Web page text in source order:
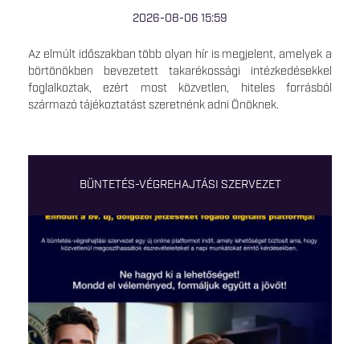
2026-08-06 15:59
Az elmúlt időszakban több olyan hír is megjelent, amelyek a
börtönökben bevezetett takarékossági intézkedésekkel
foglalkoztak, ezért most közvetlen, hiteles forrásból
származó tájékoztatást szeretnénk adni Önöknek.
BÜNTETÉS-VÉGREHAJTÁSI SZERVEZET